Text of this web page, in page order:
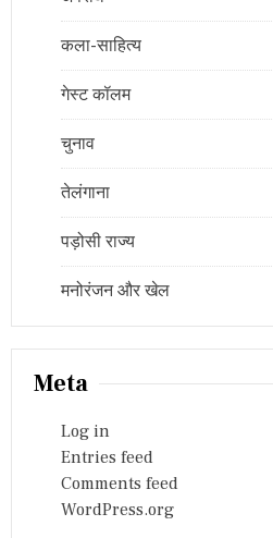
कला-साहित्य
गेस्ट कॉलम
चुनाव
तेलंगाना
पड़ोसी राज्य
मनोरंजन और खेल
Meta
Log in
Entries feed
Comments feed
WordPress.org